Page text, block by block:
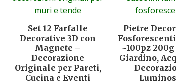
Set 12 Farfalle
Decorative 3D con
Magnete –
Decorazione
Originale per Pareti,
Cucina e Eventi
Pietre
Fosforescenti
~100pz
Giardino,